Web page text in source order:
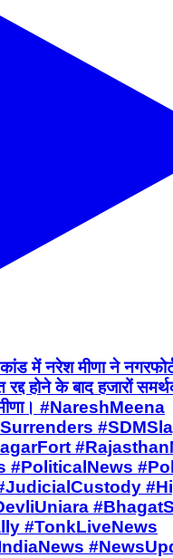
में नरेश मीणा ने
होने के बाद हजारों
#NareshMeena
#PoliticalNews
#TonkLiveNews